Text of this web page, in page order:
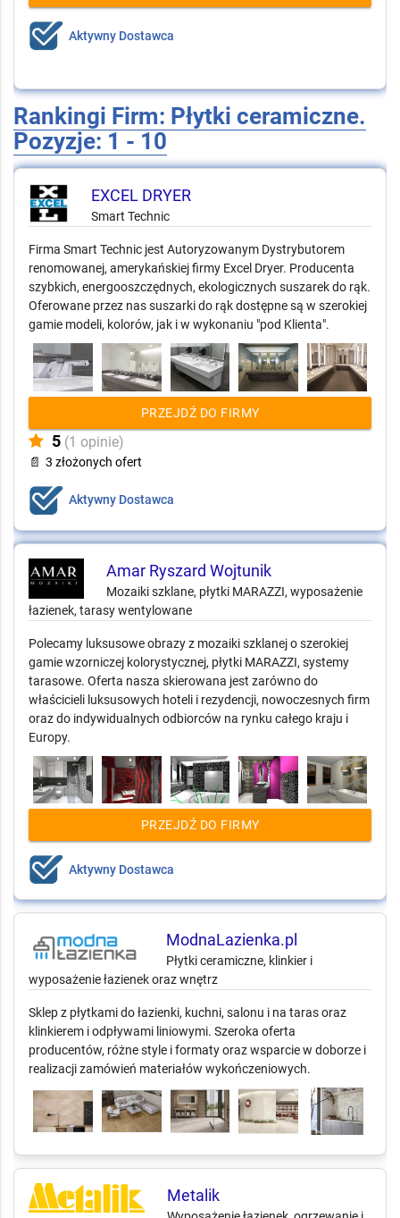
Aktywny Dostawca
Rankingi Firm: Płytki ceramiczne.
Pozyzje: 1 - 10
EXCEL DRYER
Smart Technic
Firma Smart Technic jest Autoryzowanym Dystrybutorem
renomowanej, amerykańskiej firmy Excel Dryer. Producenta
szybkich, energooszczędnych, ekologicznych suszarek do rąk.
Oferowane przez nas suszarki do rąk dostępne są w szerokiej
gamie modeli, kolorów, jak i w wykonaniu "pod Klienta".
PRZEJDŹ DO FIRMY
5 (1 opinie)
📄 3 złożonych ofert
Aktywny Dostawca
Amar Ryszard Wojtunik
Mozaiki szklane, płytki MARAZZI, wyposażenie
łazienek, tarasy wentylowane
Polecamy luksusowe obrazy z mozaiki szklanej o szerokiej
gamie wzorniczej kolorystycznej, płytki MARAZZI, systemy
tarasowe. Oferta nasza skierowana jest zarówno do
właścicieli luksusowych hoteli i rezydencji, nowoczesnych firm
oraz do indywidualnych odbiorców na rynku całego kraju i
Europy.
PRZEJDŹ DO FIRMY
Aktywny Dostawca
ModnaLazienka.pl
Płytki ceramiczne, klinkier i
wyposażenie łazienek oraz wnętrz
Sklep z płytkami do łazienki, kuchni, salonu i na taras oraz
klinkierem i odpływami liniowymi. Szeroka oferta
producentów, różne style i formaty oraz wsparcie w doborze i
realizacji zamówień materiałów wykończeniowych.
Metalik